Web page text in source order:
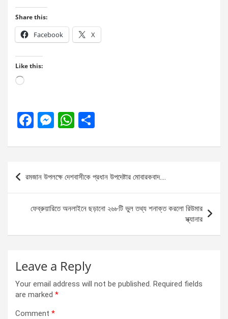
Share this:
Facebook X
Like this:
Loading…
F
ce
o
o
k
M
se
g
er
W
at
s
A
p
p
ar
Post
navigation
রমজান উপলক্ষে দেশবাসীকে প্রধান উপদেষ্টার মোবারকবাদ….
ফেব্রুয়ারিতে অনলাইনে ছড়ানো ২৬৮টি ভুল তথ্য শনাক্ত করলো রিউমার
স্ক্যানার
Leave a Reply
Your email address will not be published. Required fields
are marked *
Comment *